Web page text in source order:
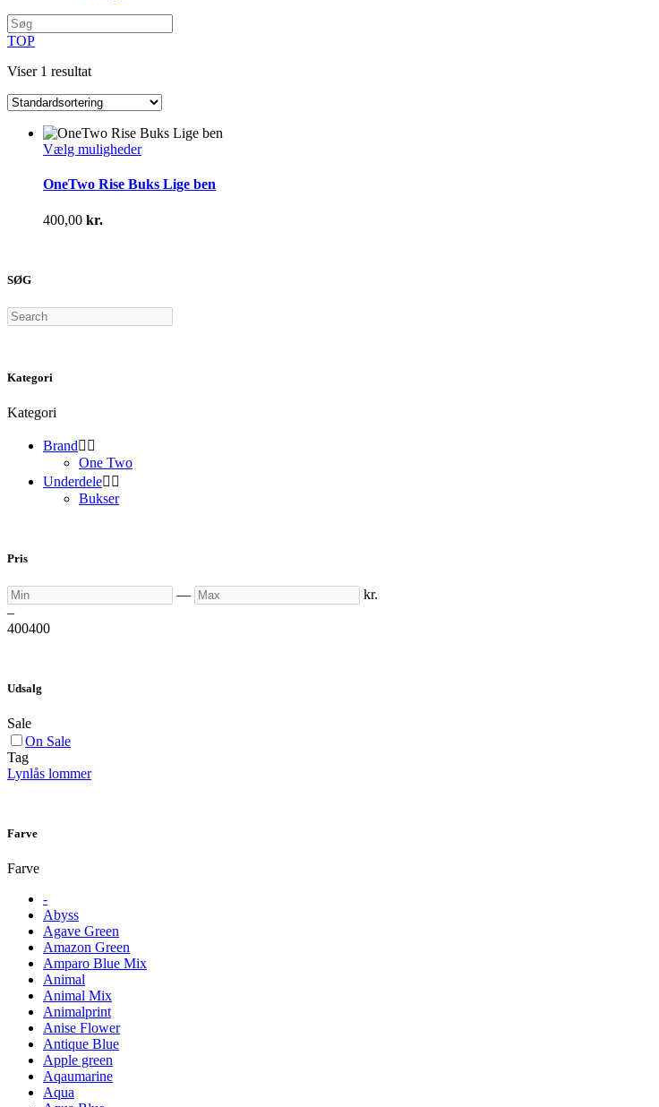
TOP
Viser 1 resultat
Vælg mulighederDette
har
OneTwo Rise Buks Lige ben
400,00 kr.
SØG
Search
Kategori
Kategori
Brand 
One Two
Underdele 
Bukser
Pris
Min — Max
kr.
–
400400
Udsalg
Sale
On Sale
Tag
Lynlås lommer
Farve
Farve
-
Abyss
Agave Green
Amazon Green
Amparo Blue Mix
Animal
Animal Mix
Animalprint
Anise Flower
Antique Blue
Apple green
Aqaumarine
Aqua